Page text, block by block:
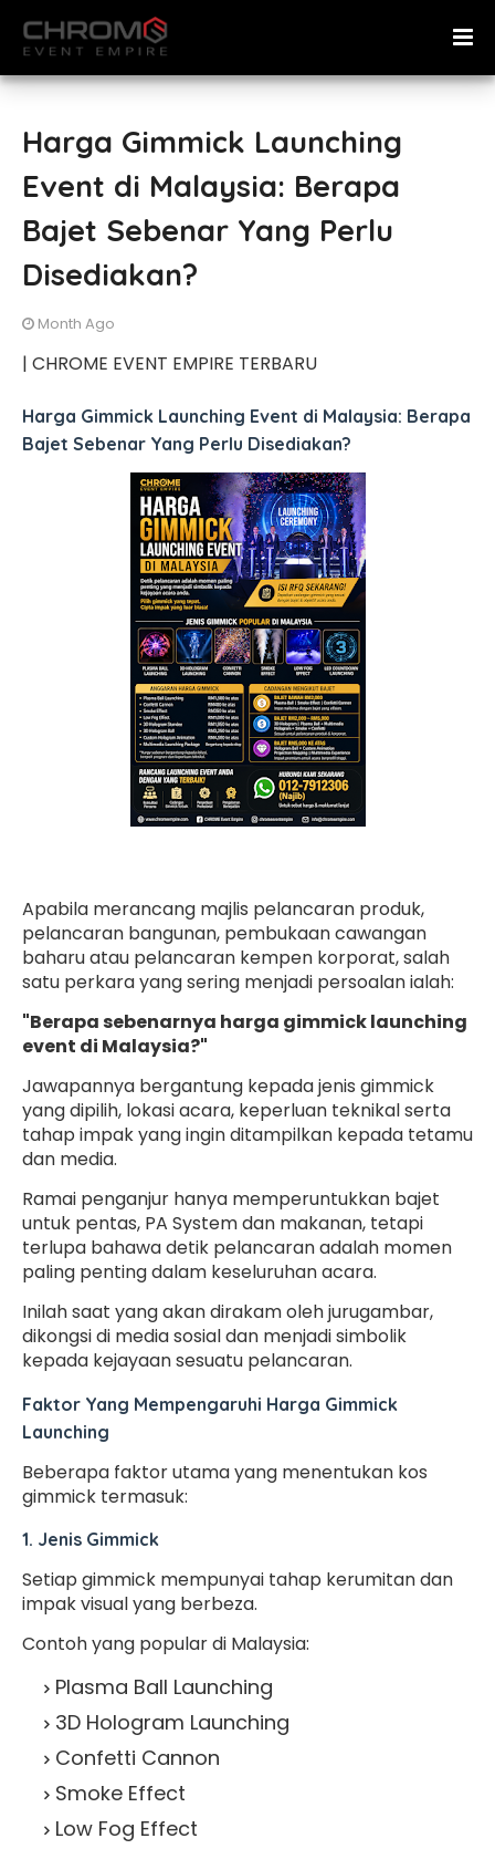
Harga Gimmick Launching
Event di Malaysia: Berapa
Bajet Sebenar Yang Perlu
Disediakan?
Month Ago
| CHROME EVENT EMPIRE TERBARU
Harga Gimmick Launching Event di Malaysia: Berapa
Bajet Sebenar Yang Perlu Disediakan?
Apabila merancang majlis pelancaran produk,
pelancaran bangunan, pembukaan cawangan
baharu atau pelancaran kempen korporat, salah
satu perkara yang sering menjadi persoalan ialah:
"Berapa sebenarnya harga gimmick launching
event di Malaysia?"
Jawapannya bergantung kepada jenis gimmick
yang dipilih, lokasi acara, keperluan teknikal serta
tahap impak yang ingin ditampilkan kepada tetamu
dan media.
Ramai penganjur hanya memperuntukkan bajet
untuk pentas, PA System dan makanan, tetapi
terlupa bahawa detik pelancaran adalah momen
paling penting dalam keseluruhan acara.
Inilah saat yang akan dirakam oleh jurugambar,
dikongsi di media sosial dan menjadi simbolik
kepada kejayaan sesuatu pelancaran.
Faktor Yang Mempengaruhi Harga Gimmick
Launching
Beberapa faktor utama yang menentukan kos
gimmick termasuk:
1. Jenis Gimmick
Setiap gimmick mempunyai tahap kerumitan dan
impak visual yang berbeza.
Contoh yang popular di Malaysia:
Plasma Ball Launching
3D Hologram Launching
Confetti Cannon
Smoke Effect
Low Fog Effect